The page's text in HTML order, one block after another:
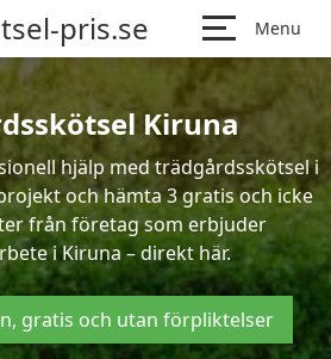
pris.se Menu
Kiruna
hjälp med trädgårdsskötsel i
och hämta 3 gratis och icke
från företag som erbjuder
i Kiruna – direkt här.
gratis och utan förpliktelser